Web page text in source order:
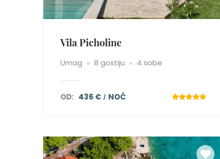
Vila Picholine
Umag 8 gostiju 4 sobe
OD: 436 € NOĆ